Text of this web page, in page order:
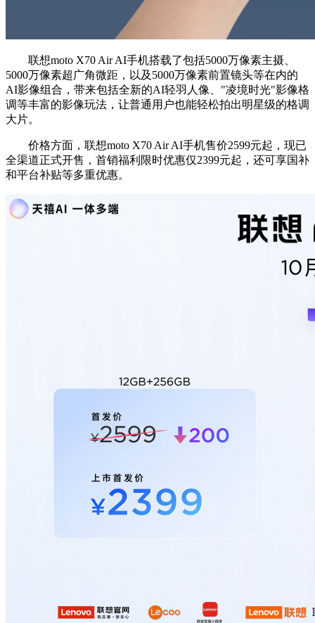
联想moto X70 Air AI手机搭载了包括5000万像素主摄、
5000万像素超广角微距，以及5000万像素前置镜头等在内的
AI影像组合，带来包括全新的AI轻羽人像、"凌境时光"影像格
调等丰富的影像玩法，让普通用户也能轻松拍出明星级的格调
大片。
价格方面，联想moto X70 Air AI手机售价2599元起，现已
全渠道正式开售，首销福利限时优惠仅2399元起，还可享国补
和平台补贴等多重优惠。